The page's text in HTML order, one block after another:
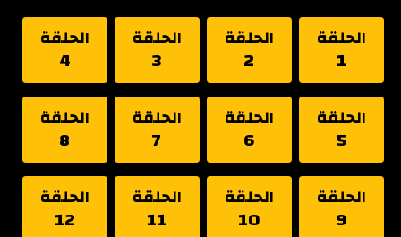
الحلقة
1
الحلقة
2
الحلقة
3
الحلقة
4
الحلقة
5
الحلقة
6
الحلقة
7
الحلقة
8
الحلقة
9
الحلقة
10
الحلقة
11
الحلقة
12